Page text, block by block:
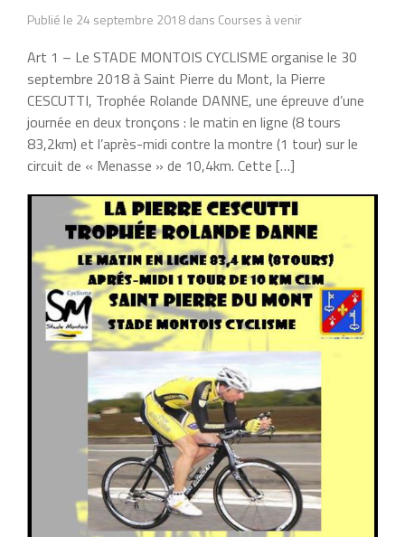
Publié le 24 septembre 2018 dans Courses à venir
Art 1 – Le STADE MONTOIS CYCLISME organise le 30
septembre 2018 à Saint Pierre du Mont, la Pierre
CESCUTTI, Trophée Rolande DANNE, une épreuve d’une
journée en deux tronçons : le matin en ligne (8 tours
83,2km) et l’après-midi contre la montre (1 tour) sur le
circuit de « Menasse » de 10,4km. Cette […]